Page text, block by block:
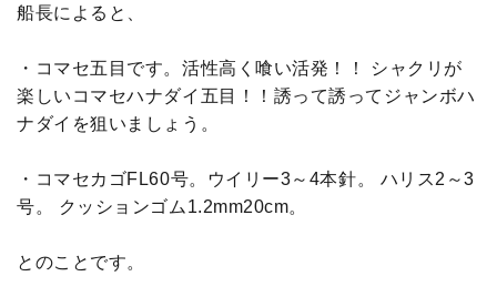
船長によると、
・コマセ五目です。活性高く喰い活発！！ シャクリが
楽しいコマセハナダイ五目！！誘って誘ってジャンボハ
ナダイを狙いましょう。
・コマセカゴFL60号。ウイリー3～4本針。 ハリス2～3
号。 クッションゴム1.2mm20cm。
とのことです。